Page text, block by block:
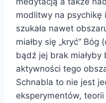
modlitwy na psychikę
szukała nawet
miałby się „kryć” Bóg
bądź jej brak miałyby
aktywności tego
Schnabla to nie jest
eksperymentów,